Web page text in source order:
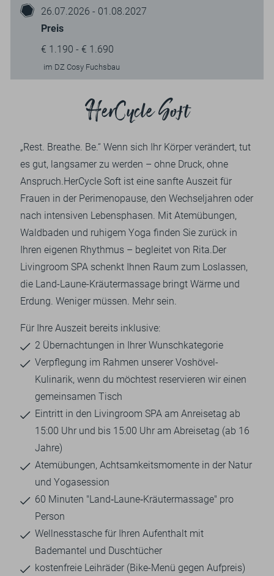
26.07.2026 - 01.08.2027
Preis
€ 1.190 - € 1.690
im DZ Cosy Fuchsbau
HerCycle Soft
„Rest. Breathe. Be.“ Wenn sich Ihr Körper verändert, tut
es gut, langsamer zu werden – ohne Druck, ohne
Anspruch.HerCycle Soft ist eine sanfte Auszeit für
Frauen in der Perimenopause, den Wechseljahren oder
nach intensiven Lebensphasen. Mit Atemübungen,
Waldbaden und ruhigem Yoga finden Sie zurück in
Ihren eigenen Rhythmus – begleitet von Rita.Der
Livingroom SPA schenkt Ihnen Raum zum Loslassen,
die Land-Laune-Kräutermassage bringt Wärme und
Erdung. Weniger müssen. Mehr sein.
Für Ihre Auszeit bereits inklusive:
2 Übernachtungen in Ihrer Wunschkategorie
Verpflegung im Rahmen unserer Voshövel-
Kulinarik, wenn du möchtest reservieren wir einen
gemeinsamen Tisch
Eintritt in den Livingroom SPA am Anreisetag ab
15:00 Uhr und bis 15:00 Uhr am Abreisetag (ab 16
Jahre)
Atemübungen, Achtsamkeitsmomente in der Natur
und Yogasession
60 Minuten "Land‑Laune‑Kräutermassage" pro
Person
Wellnesstasche für Ihren Aufenthalt mit
Bademantel und Duschtücher
kostenfreie Leihräder (Bike-Menü gegen Aufpreis)